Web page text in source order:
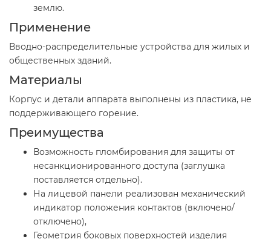
землю.
Применение
Вводно-распределительные устройства для жилых и
общественных зданий.
Материалы
Корпус и детали аппарата выполнены из пластика, не
поддерживающего горение.
Преимущества
Возможность пломбирования для защиты от
несанкционированного доступа (заглушка
поставляется отдельно).
На лицевой панели реализован механический
индикатор положения контактов (включено/
отключено),
Геометрия боковых поверхностей изделия